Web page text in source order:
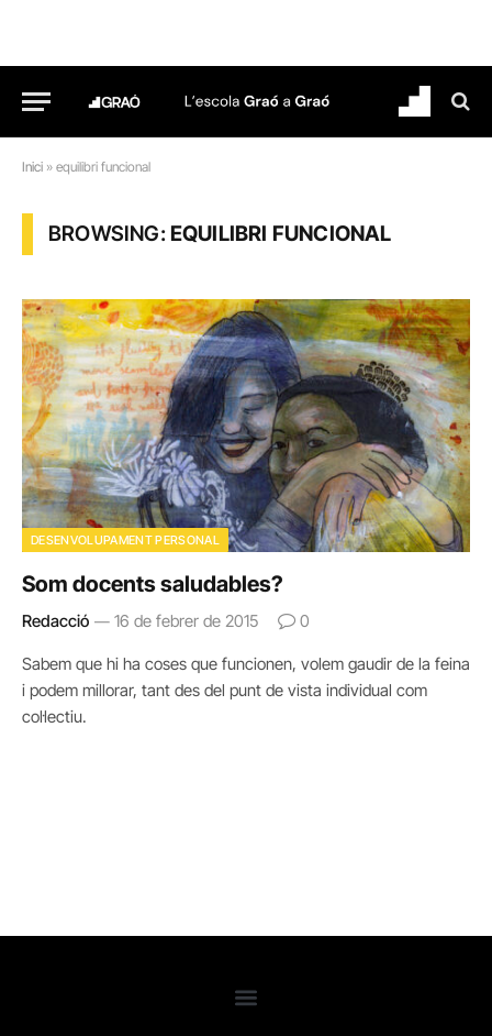
Inici » equilibri funcional
BROWSING:EQUILIBRI FUNCIONAL
DESENVOLUPAMENT PERSONAL
Som docents saludables?
Redacció 16 de febrer de 2015 0
Sabem que hi ha coses que funcionen, volem gaudir de la feina
i podem millorar, tant des del punt de vista individual com
col·lectiu.